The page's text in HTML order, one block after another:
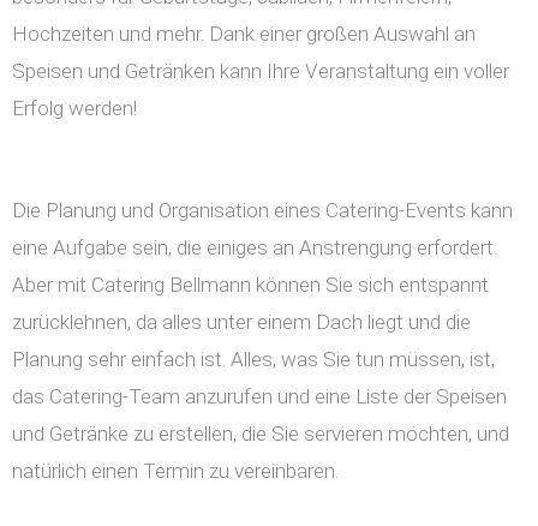
Hochzeiten und mehr. Dank einer großen Auswahl an
Speisen und Getränken kann Ihre Veranstaltung ein voller
Erfolg werden!
Die Planung und Organisation eines Catering-Events kann
eine Aufgabe sein, die einiges an Anstrengung erfordert.
Aber mit Catering Bellmann können Sie sich entspannt
zurücklehnen, da alles unter einem Dach liegt und die
Planung sehr einfach ist. Alles, was Sie tun müssen, ist,
das Catering-Team anzurufen und eine Liste der Speisen
und Getränke zu erstellen, die Sie servieren möchten, und
natürlich einen Termin zu vereinbaren.